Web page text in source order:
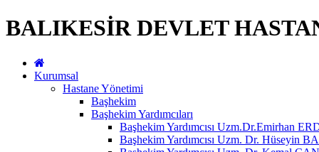
BALIKESİR DEVLET
Kurumsal
Hastane Yönetimi
Başhekim
Başhekim Yardımcıları
Başhekim Yardımcısı Uzm.Dr.Emirhan
Başhekim Yardımcısı Uzm. Dr. Hüseyin